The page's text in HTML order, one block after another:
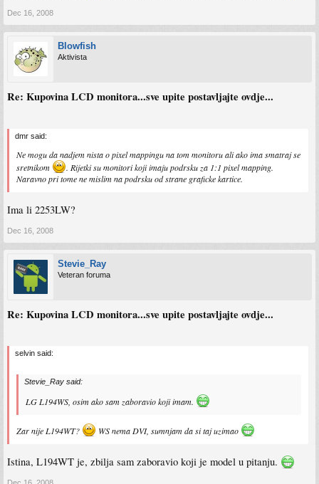
Dec 16, 2008
Blowfish
Aktivista
Re: Kupovina LCD monitora...sve upite postavljajte ovdje...
dmr said:
Ne mogu da nadjem nista o pixel mappingu na tom monitoru ali ako ima smatraj se
sretnikom
. Rijetki su monitori koji imaju podrsku za 1:1 pixel mapping.
Naravno pri tome ne mislim na podrsku od strane graficke kartice.
Ima li 2253LW?
Dec 16, 2008
Stevie_Ray
Veteran foruma
Re: Kupovina LCD monitora...sve upite postavljajte ovdje...
selvin said:
Stevie_Ray said:
LG L194WS, osim ako sam zaboravio koji imam.
Zar nije L194WT? WS nema DVI, sumnjam da si taj uzimao
Istina, L194WT je, zbilja sam zaboravio koji je model u pitanju.